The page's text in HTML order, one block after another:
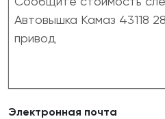
Электронная почта